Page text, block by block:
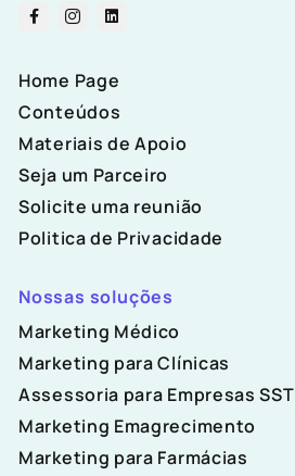
Home Page
Conteúdos
Materiais de Apoio
Seja um Parceiro
Solicite uma reunião
Politica de Privacidade
Marketing Médico
Marketing para Clínicas
Assessoria para Empresas SST
Marketing Emagrecimento
Marketing para Farmácias
Nossas soluções